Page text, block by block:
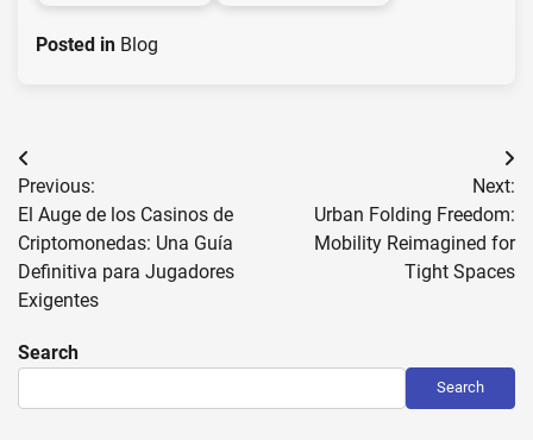
Posted in Blog
Post
navigation
Previous:
El Auge de los Casinos de
Criptomonedas: Una Guía
Definitiva para Jugadores
Exigentes
Next:
Urban Folding Freedom:
Mobility Reimagined for
Tight Spaces
Search
Search